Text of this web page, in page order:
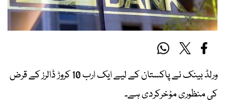
ورلڈ بینک نے پاکستان کے لیے ایک ارب 10 کروڑ ڈالرز کے قرض
کی منظوری مؤخرکردی ہے۔